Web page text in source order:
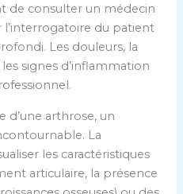
de consulter un médecin
l’interrogatoire du patient
Les douleurs, la
signes d’inflammation
d’une arthrose, un
La
les caractéristiques
articulaire, la présence